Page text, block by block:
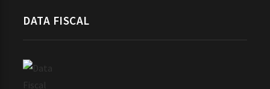
DATA FISCAL